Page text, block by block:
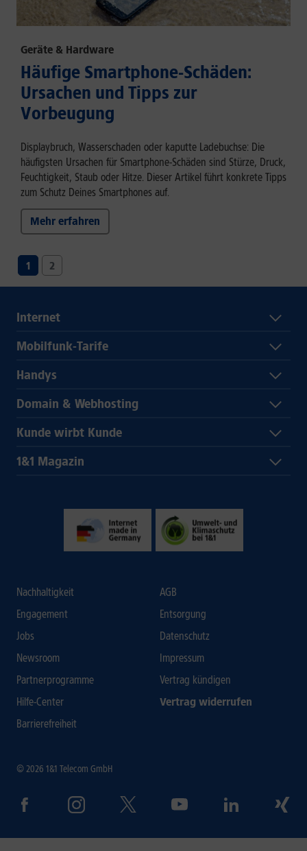
Geräte & Hardware
Häufige Smartphone-Schäden:
Ursachen und Tipps zur
Vorbeugung
Displaybruch, Wasserschaden oder kaputte Ladebuchse: Die
häufigsten Ursachen für Smartphone-Schäden sind Stürze, Druck,
Feuchtigkeit, Staub oder Hitze. Dieser Artikel führt konkrete Tipps
zum Schutz Deines Smartphones auf.
Mehr erfahren
1 2
Internet
Mobilfunk-Tarife
Handys
Domain & Webhosting
Kunde wirbt Kunde
1&1 Magazin
Nachhaltigkeit
Engagement
Jobs
Newsroom
Partnerprogramme
Hilfe-Center
Barrierefreiheit
AGB
Entsorgung
Datenschutz
Impressum
Vertrag kündigen
Vertrag widerrufen
© 2026 1&1 Telecom GmbH